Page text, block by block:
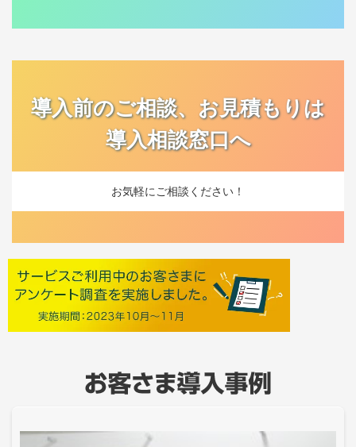
導入前のご相談、お見積もりは
導入相談窓口へ
お気軽にご相談ください！